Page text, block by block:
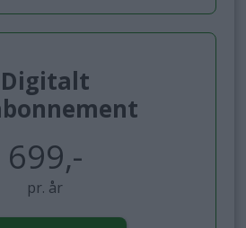
Digitalt
699,-
pr. år